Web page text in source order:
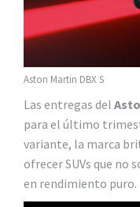
Aston Martin DBX S
Las entregas del
para el último
variante, la marca
ofrecer SUVs que no
en rendimiento puro.